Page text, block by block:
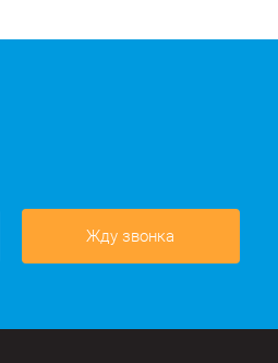
Жду звонка